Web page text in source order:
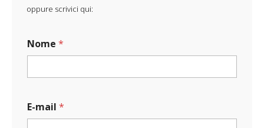
oppure scrivici qui:
Nome *
-
m
E-mail *